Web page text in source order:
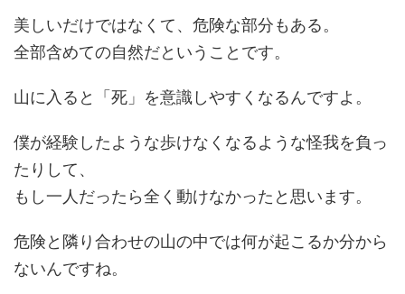
美しいだけではなくて、危険な部分もある。
全部含めての自然だということです。
山に入ると「死」を意識しやすくなるんですよ。
僕が経験したような歩けなくなるような怪我を負っ
たりして、
もし一人だったら全く動けなかったと思います。
危険と隣り合わせの山の中では何が起こるか分から
ないんですね。